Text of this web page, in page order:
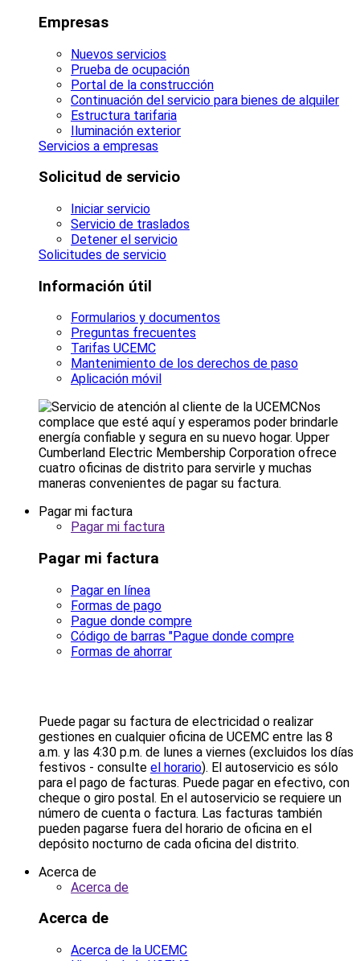
Empresas
Nuevos servicios
Prueba de ocupación
Portal de la construcción
Continuación del servicio para bienes de alquiler
Estructura tarifaria
Iluminación exterior
Servicios a empresas
Solicitud de servicio
Iniciar servicio
Servicio de traslados
Detener el servicio
Solicitudes de servicio
Información útil
Formularios y documentos
Preguntas frecuentes
Tarifas UCEMC
Mantenimiento de los derechos de paso
Aplicación móvil
Nos
complace que esté aquí y esperamos poder brindarle
energía confiable y segura en su nuevo hogar. Upper
Cumberland Electric Membership Corporation ofrece
cuatro oficinas de distrito para servirle y muchas
maneras convenientes de pagar su factura.
Pagar mi factura
Pagar mi factura
Pagar mi factura
Pagar en línea
Formas de pago
Pague donde compre
Código de barras "Pague donde compre
Formas de ahorrar
Puede pagar su factura de electricidad o realizar
gestiones en cualquier oficina de UCEMC entre las 8
a.m. y las 4:30 p.m. de lunes a viernes (excluidos los días
festivos - consulte el horario). El autoservicio es sólo
para el pago de facturas. Puede pagar en efectivo, con
cheque o giro postal. En el autoservicio se requiere un
número de cuenta o factura. Las facturas también
pueden pagarse fuera del horario de oficina en el
depósito nocturno de cada oficina del distrito.
Acerca de
Acerca de
Acerca de
Acerca de la UCEMC